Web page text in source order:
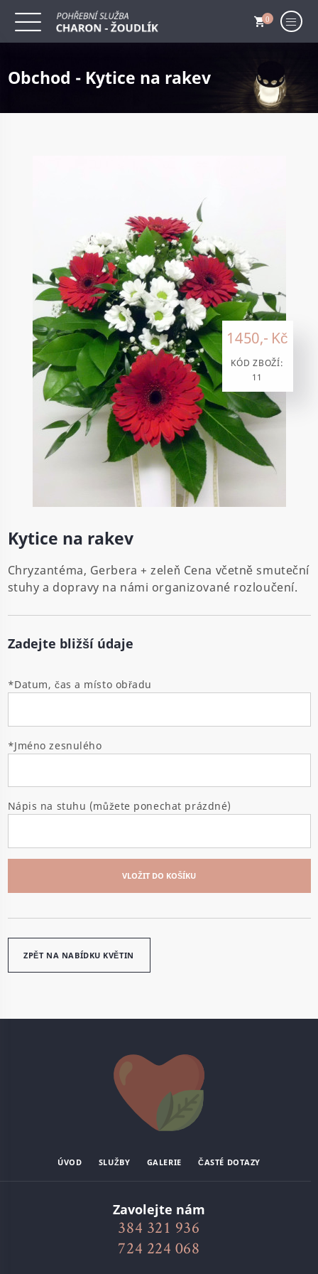
0
Obchod - Kytice na rakev
1450,- Kč
KÓD ZBOŽÍ:
11
Kytice na rakev
Chryzantéma, Gerbera + zeleň Cena včetně smuteční
stuhy a dopravy na námi organizované rozloučení.
Zadejte bližší údaje
*Datum, čas a místo obřadu
*Jméno zesnulého
Nápis na stuhu (můžete ponechat prázdné)
VLOŽIT DO KOŠÍKU
ZPĚT NA NABÍDKU KVĚTIN
ÚVOD SLUŽBY GALERIE ČASTÉ DOTAZY
Zavolejte nám
384 321 936
724 224 068